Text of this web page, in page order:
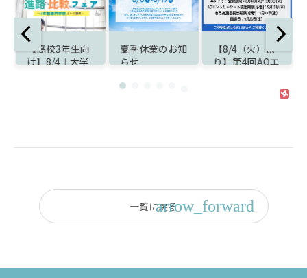
夏季休業のお知
らせ
【8/4（火）よ
り】第4回AOエ
タート！
【お申込み受付
中！】8/22(土)
パスのお知らせ
一覧に戻る